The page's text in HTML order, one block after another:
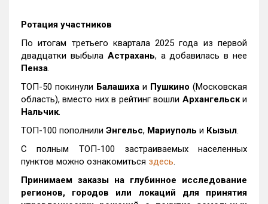
Ротация участников
По итогам третьего квартала 2025 года из первой
двадцатки выбыла Астрахань, а добавилась в нее
Пенза.
ТОП-50 покинули Балашиха и Пушкино (Московская
область), вместо них в рейтинг вошли Архангельски
Нальчик.
ТОП-100 пополнили Энгельс, Мариуполь и Кызыл.
С полным ТОП-100 застраиваемых населенных
пунктов можно ознакомиться здесь.
Принимаем заказы на глубинное исследование
регионов, городов или локаций для принятия